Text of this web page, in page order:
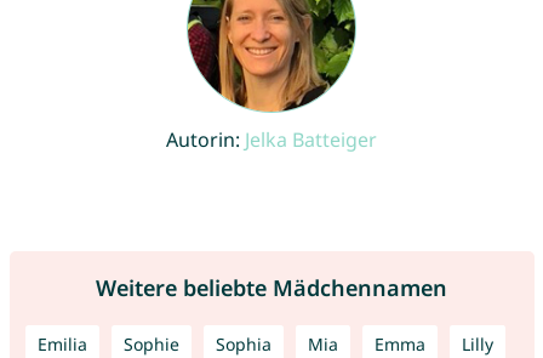
Autorin: Jelka Batteiger
Weitere beliebte Mädchennamen
Emilia Sophie Sophia Mia Emma Lilly